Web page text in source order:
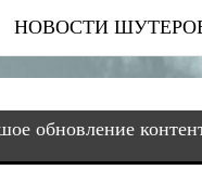
НОВОСТИ
обновление